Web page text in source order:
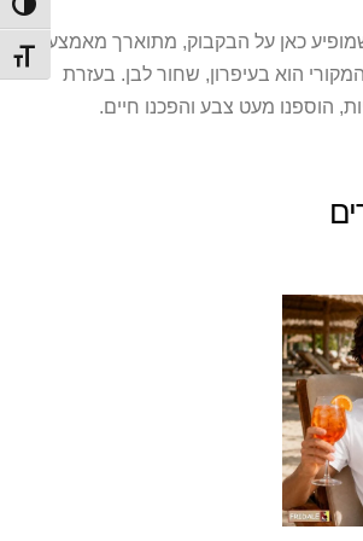
מתג
כאן על הבקבוק, מתוארך מאמצע
האיור המקורי הוא בעיפרון, שחור לבן. בעזרת
הוספנו מעט צבע והפכנו חיים.